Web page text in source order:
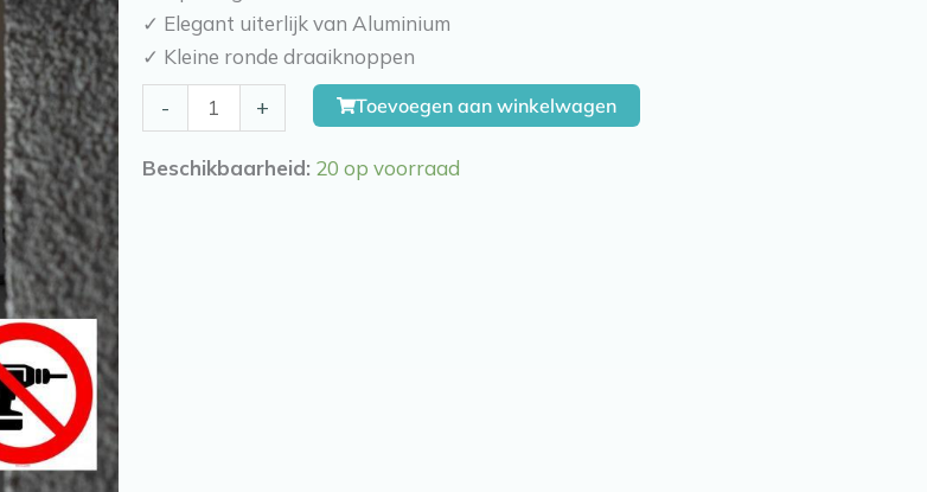
✓ Elegant uiterlijk van Aluminium
✓ Kleine ronde draaiknoppen
-
Click
100
+ Toevoegen aan winkelwagen
Beschikbaarheid: 20 op voorraad